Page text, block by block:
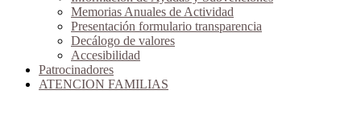
Memorias Anuales de Actividad
Presentación formulario transparencia
Decálogo de valores
Accesibilidad
Patrocinadores
ATENCION FAMILIAS